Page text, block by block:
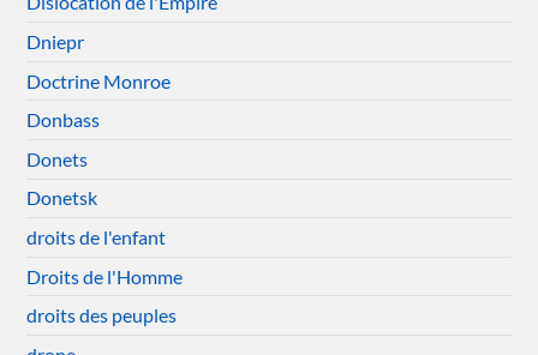
Dniepr
Doctrine Monroe
Donbass
Donets
Donetsk
droits de l'enfant
Droits de l'Homme
droits des peuples